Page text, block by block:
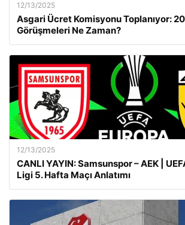
12/13/2025
Asgari Ücret Komisyonu Toplanıyor:
Görüşmeleri Ne Zaman?
12/13/2025
CANLI YAYIN: Samsunspor – AEK |
Ligi 5. Hafta Maçı Anlatımı